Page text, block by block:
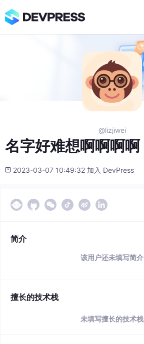
@lizjiwei
名字好难想啊啊啊啊
2023-03-07 10:49:32 加入 DevPress
简介
该用户还未填写简介
擅长的技术栈
未填写擅长的技术栈